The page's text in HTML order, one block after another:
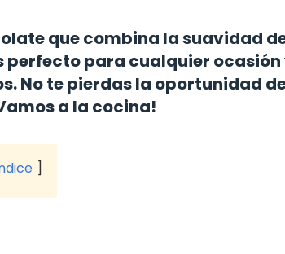
que combina la suavidad
perfecto para cualquier ocasión
No te pierdas la oportunidad
a la cocina!